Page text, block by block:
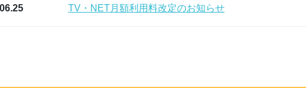
TV・NET月額利用料改定のお知らせ